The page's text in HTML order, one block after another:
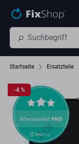
Startseite Ersatzteile
-4 %
-4 %